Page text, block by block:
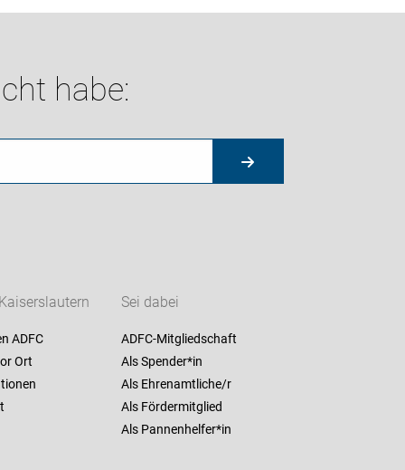
habe:
ADFC
Ort
Sei dabei
ADFC-Mitgliedschaft
Als Spender*in
Als Ehrenamtliche/r
Als Fördermitglied
Als Pannenhelfer*in